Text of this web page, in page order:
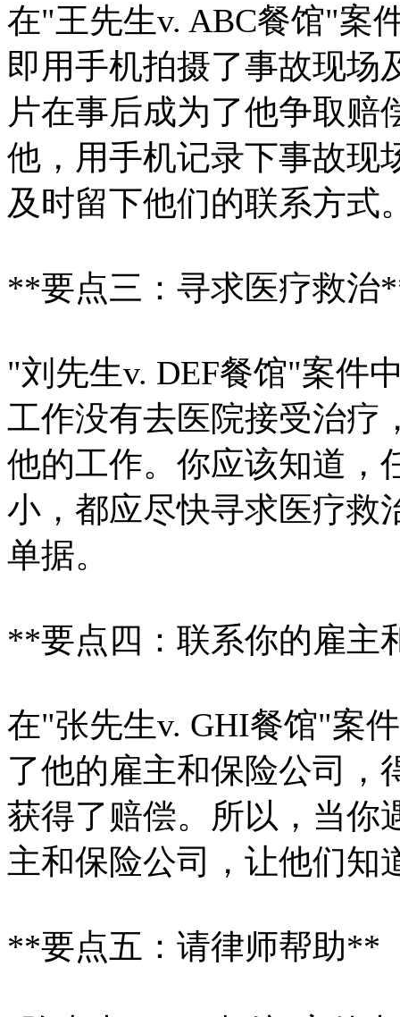
在"王先生v. ABC餐馆"案
即用手机拍摄了事故现场
片在事后成为了他争取赔
他，用手机记录下事故现
及时留下他们的联系方式
**要点三：寻求医疗救治
"刘先生v. DEF餐馆"案件
工作没有去医院接受治疗
他的工作。你应该知道，
小，都应尽快寻求医疗救
单据。
**要点四：联系你的雇主
在"张先生v. GHI餐馆"案
了他的雇主和保险公司，
获得了赔偿。所以，当你
主和保险公司，让他们知
**要点五：请律师帮助**